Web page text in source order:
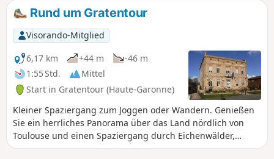
Rund um Gratentour
Visorando-Mitglied
6,17 km
+44 m
-46 m
1:55 Std.
Mittel
Start in Gratentour (Haute-Garonne)
Kleiner Spaziergang zum Joggen oder Wandern. Genießen
Sie ein herrliches Panorama über das Land nördlich von
Toulouse und einen Spaziergang durch Eichenwälder,
wobei Sie den Verkehr so weit wie möglich vermeiden.